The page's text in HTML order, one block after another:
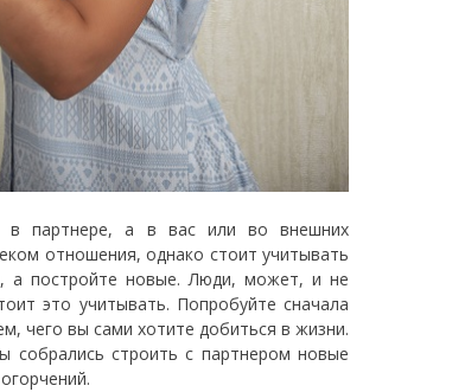
в партнере, а в вас или во внешних
отношения, однако стоит учитывать
а постройте новые. Люди, может, и не
это учитывать. Попробуйте сначала
чего вы сами хотите добиться в жизни.
строить с партнером новые